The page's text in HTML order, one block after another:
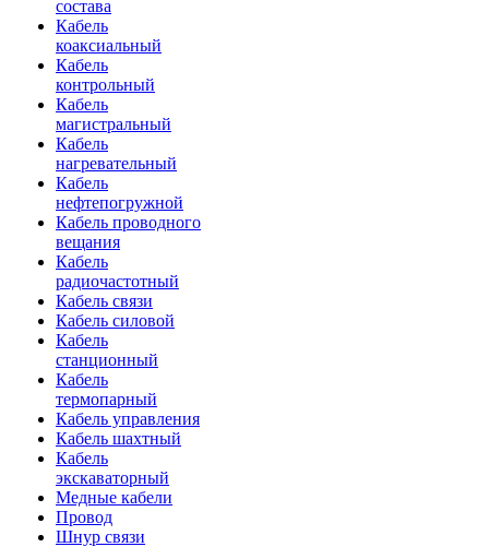
состава
Кабель
коаксиальный
Кабель
контрольный
Кабель
магистральный
Кабель
нагревательный
Кабель
нефтепогружной
Кабель проводного
вещания
Кабель
радиочастотный
Кабель связи
Кабель силовой
Кабель
станционный
Кабель
термопарный
Кабель управления
Кабель шахтный
Кабель
экскаваторный
Медные кабели
Провод
Шнур связи